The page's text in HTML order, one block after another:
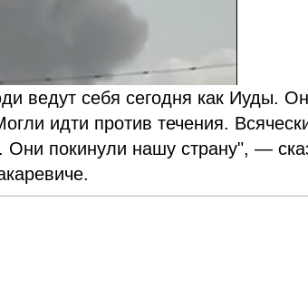
ведут себя сегодня как Иуды.
идти против течения.
покинули нашу страну", —